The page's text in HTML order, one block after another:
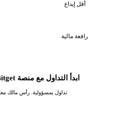
أقل إيداع
رافعة مالية
ابدأ التداول مع منصة Bitget (بيت جيت)
تداول بمسؤولية. رأس مالك